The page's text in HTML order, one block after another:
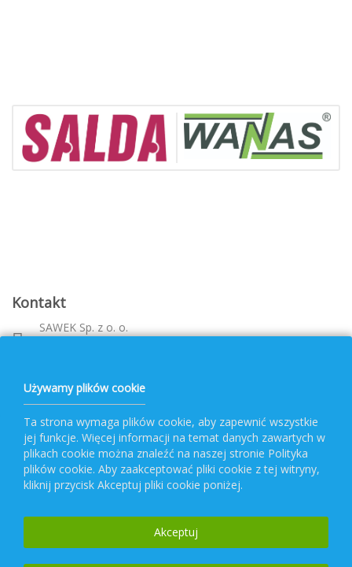
Kontakt
SAWEK Sp. z o. o.
Metalowca 26, 39-460 Nowa Dęba
+ 48 796 477 417
Obsługa PVF
Popularne kategorie
Używamy plików cookie
Ta strona wymaga plików cookie, aby zapewnić wszystkie
jej funkcje. Więcej informacji na temat danych zawartych w
plikach cookie można znaleźć na naszej stronie Polityka
plików cookie. Aby zaakceptować pliki cookie z tej witryny,
kliknij przycisk Akceptuj pliki cookie poniżej.
Akceptuj